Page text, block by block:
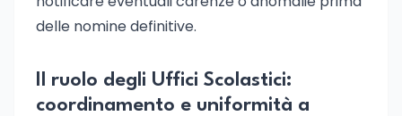
delle nomine definitive.
Il ruolo degli Uffici Scolastici:
coordinamento e uniformità a